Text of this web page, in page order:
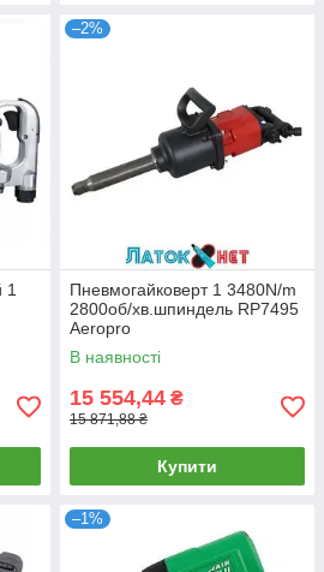
1
–2%
Пневмогайковерт 1 3480N/m
2800об/хв.шпиндель RP7495
Aeropro
В наявності
15 554,44 ₴
15 871,88 ₴
Купити
–1%